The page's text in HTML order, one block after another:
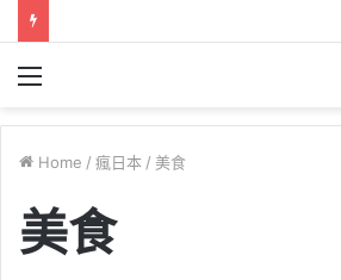
Home / 瘋日本 / 美食
美食